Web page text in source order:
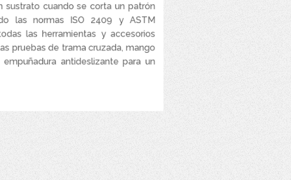
sustrato cuando se corta un patrón
las normas ISO 2409 y ASTM
las herramientas y accesorios
pruebas de trama cruzada, mango
antideslizante para un
con 3x o 10x aumentos según Standard.
rígido mantiene el contenido seguro.
Dos años de garantía.